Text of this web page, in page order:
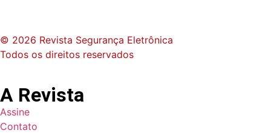
© 2026 Revista Segurança Eletrônica
Todos os direitos reservados
A Revista
Assine
Contato